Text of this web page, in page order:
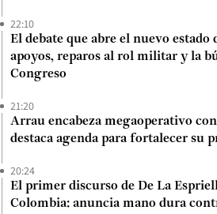
22:10
El debate que abre el nuevo estado
apoyos, reparos al rol militar y la
Congreso
21:20
Arrau encabeza megaoperativo
destaca agenda para fortalecer su
20:24
El primer discurso de De La
Colombia: anuncia mano dura